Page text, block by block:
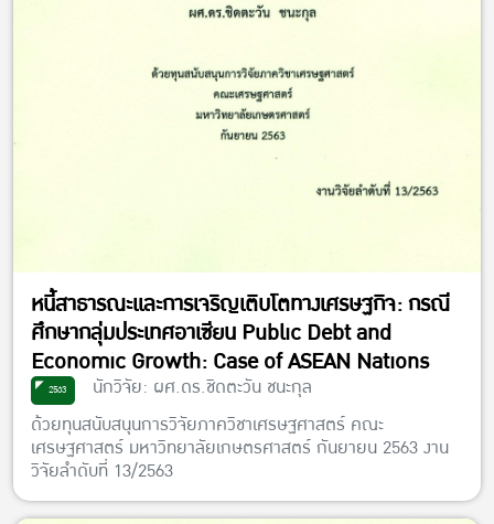
หนี้สาธารณะและการเจริญเติบโตทางเศรษฐกิจ: กรณี
ศึกษากลุ่มประเทศอาเซียน Public Debt and
Economic Growth: Case of ASEAN Nations
2563
นักวิจัย: ผศ.ดร.ชิดตะวัน ชนะกุล
ด้วยทุนสนับสนุนการวิจัยภาควิชาเศรษฐศาสตร์ คณะ
เศรษฐศาสตร์ มหาวิทยาลัยเกษตรศาสตร์ กันยายน 2563 งาน
วิจัยลำดับที่ 13/2563